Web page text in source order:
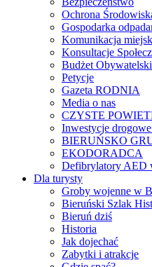
Ochrona
Gospodarka
Komunikacja
Konsultacje
Budżet Obywatelski
Petycje
Gazeta RODNIA
Media o nas
CZYSTE
Inwestycje
BIERUŃSKO
EKODORADCA
Defibrylatory AED
Dla turysty
Groby wojenne w
Bieruński Szlak
Bieruń dziś
Historia
Jak dojechać
Zabytki i atrakcje